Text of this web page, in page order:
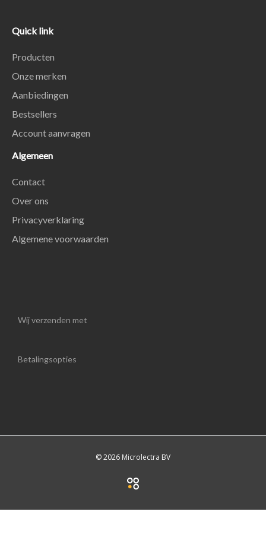
Quick link
Producten
Onze merken
Aanbiedingen
Bestsellers
Account aanvragen
Algemeen
Contact
Over ons
Privacyverklaring
Algemene voorwaarden
Wij verzenden met
Betalingsopties
© 2026 Microlectra BV